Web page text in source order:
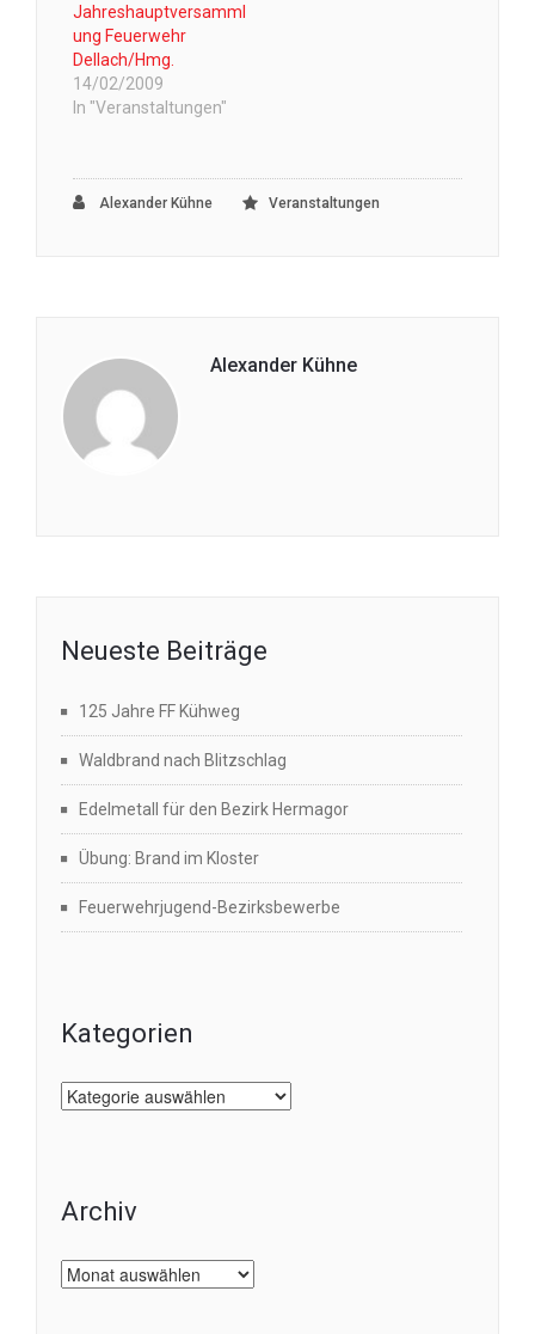
Jahreshauptversamml
ung Feuerwehr
Dellach/Hmg.
14/02/2009
In "Veranstaltungen"
Alexander Kühne Veranstaltungen
Alexander Kühne
Neueste Beiträge
125 Jahre FF Kühweg
Waldbrand nach Blitzschlag
Edelmetall für den Bezirk Hermagor
Übung: Brand im Kloster
Feuerwehrjugend-Bezirksbewerbe
Kategorien
Kategorien
Archiv
Archiv